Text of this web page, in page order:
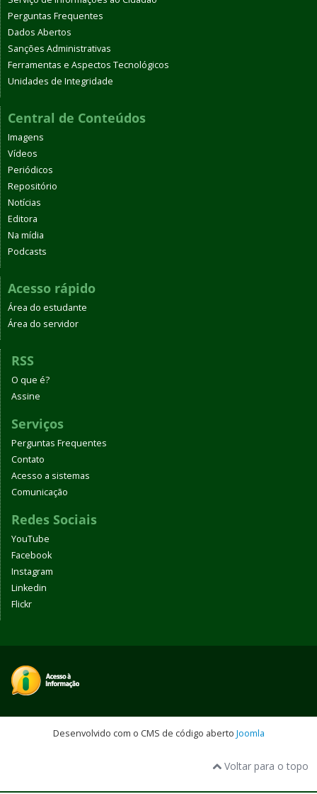
Perguntas Frequentes
Dados Abertos
Sanções Administrativas
Ferramentas e Aspectos Tecnológicos
Unidades de Integridade
Central de Conteúdos
Imagens
Vídeos
Periódicos
Repositório
Notícias
Editora
Na mídia
Podcasts
Acesso rápido
Área do estudante
Área do servidor
RSS
O que é?
Assine
Serviços
Perguntas Frequentes
Contato
Acesso a sistemas
Comunicação
Redes Sociais
YouTube
Facebook
Instagram
Linkedin
Flickr
Desenvolvido com o CMS de código aberto Joomla
Voltar para o topo